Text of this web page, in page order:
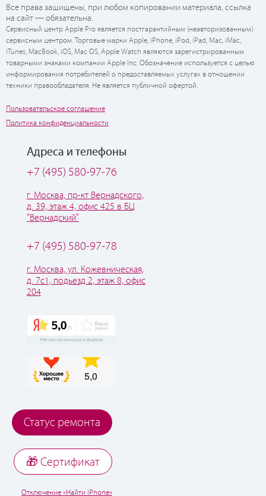
Все права защищены, при любом копировании материала, ссылка
на сайт — обязательна.
Сервисный центр Apple Pro является постгарантийным (неавторизованным)
сервисным центром. Торговые марки Apple, iPhone, iPod, iPad, Mac, iMac,
iTunes, MacBook, iOS, Mac OS, Apple Watch являются зарегистрированным
товарными знаками компании Apple Inc. Обозначение используется с целью
информирования потребителей о предоставляемых услугах в отношении
техники правообладателя. Не является публичной офертой.
Пользовательское соглашение
Политика конфиденциальности
Адреса и телефоны
+7 (495) 580-97-76
г. Москва, пр-кт Вернадского,
д. 39, этаж 4, офис 425 в БЦ
"Вернадский"
+7 (495) 580-97-78
г. Москва, ул. Кожевническая,
д. 7с1, подьезд 2, этаж 8, офис
204
Статус ремонта
🎁 Cертификат
Отключение «Найти iPhone»